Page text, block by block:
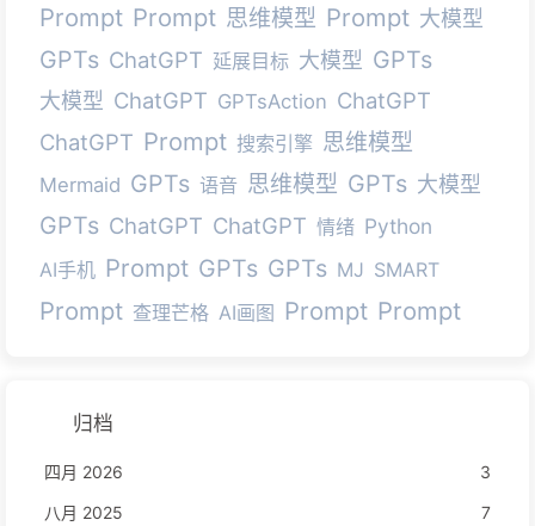
Prompt Prompt 思维模型 Prompt 大模型
GPTs ChatGPT 延展目标 大模型 GPTs
大模型 ChatGPT GPTsAction ChatGPT
ChatGPT Prompt 搜索引擎 思维模型
Mermaid GPTs 语音 思维模型 GPTs 大模型
GPTs ChatGPT ChatGPT 情绪 Python
AI手机 Prompt GPTs GPTs MJ SMART
Prompt 查理芒格 AI画图 Prompt Prompt
归档
四月 2026
3
八月 2025
7